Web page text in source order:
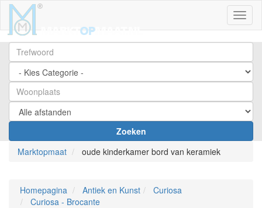
Zoeken
Marktopmaat
oude kinderkamer bord van keramiek
Homepagina Antiek en Kunst
Curiosa
Curiosa - Brocante